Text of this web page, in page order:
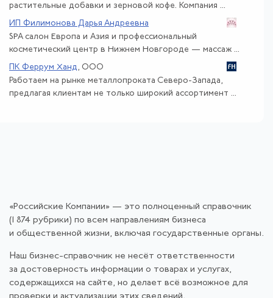
растительные добавки и зерновой кофе. Компания ...
ИП Филимонова Дарья Андреевна
SPA салон Европа и Азия и профессиональный
косметический центр в Нижнем Новгороде — массаж ...
ПК Феррум Ханд , ООО
Работаем на рынке металлопроката Северо-Запада,
предлагая клиентам не только широкий ассортимент ...
«Российские Компании» — это полноценный справочник
(1 874 рубрики) по всем направлениям бизнеса
и общественной жизни, включая государственные органы.
Наш бизнес-справочник не несёт ответственности
за достоверность информации о товарах и услугах,
содержащихся на сайте, но делает всё возможное для
проверки и актуализации этих сведений.